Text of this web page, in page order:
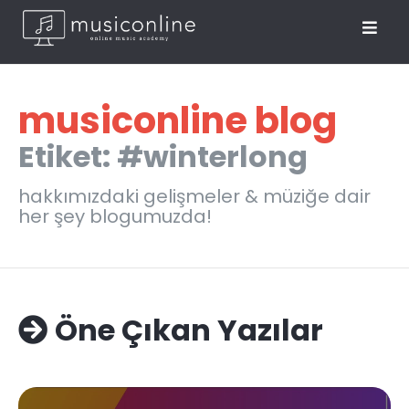
musiconline blog
Etiket: #winterlong
hakkımızdaki gelişmeler & müziğe dair
her şey blogumuzda!
Öne Çıkan Yazılar